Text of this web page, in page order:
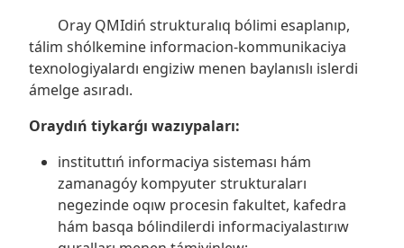
Oray QMIdiń strukturalıq bólimi esaplanıp,
tálim shólkemine informacion-kommunikaciya
texnologiyalardı engiziw menen baylanıslı islerdi
ámelge asıradı.
Oraydıń tiykarǵı wazıypaları:
instituttıń informaciya sisteması hám
zamanagóy kompyuter strukturaları
negezinde oqıw procesin fakultet, kafedra
hám basqa bólindilerdi informaciyalastırıw